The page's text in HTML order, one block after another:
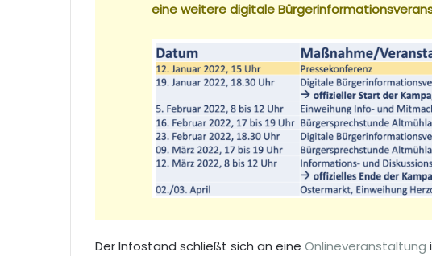
eine weitere digitale
Der Infostand schließt sich an eine Onlineveranstaltung